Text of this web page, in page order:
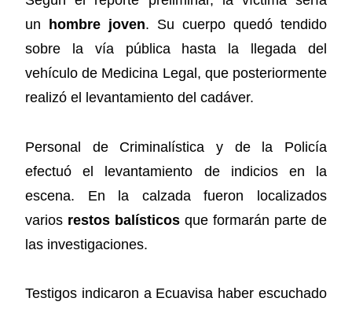
un
hombre joven. Su cuerpo quedó tendido
sobre la vía pública hasta la llegada del
vehículo de Medicina Legal, que posteriormente
realizó el levantamiento del cadáver.
Personal de Criminalística y de la Policía
efectuó el levantamiento de indicios en la
escena. En la calzada fueron localizados
varios restos balísticos que formarán parte de
las investigaciones.
Testigos indicaron a Ecuavisa haber escuchado